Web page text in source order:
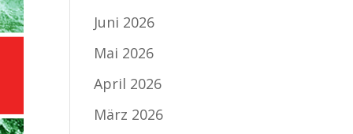
Juni 2026
Mai 2026
April 2026
März 2026